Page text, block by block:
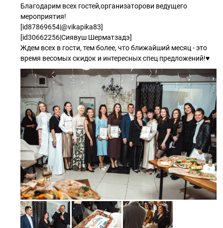
Благодарим всех гостей,организаторови ведущего
мероприятия!
[id87869654|@vikapika83]
[id30662256|Сиявуш Шерматзадэ]
Ждем всех в гости, тем более, что ближайший месяц - это
время весомых скидок и интересных спец предложений!♥️